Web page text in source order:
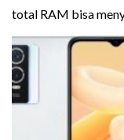
total RAM bisa